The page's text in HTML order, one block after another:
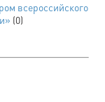
всероссийского
(0)